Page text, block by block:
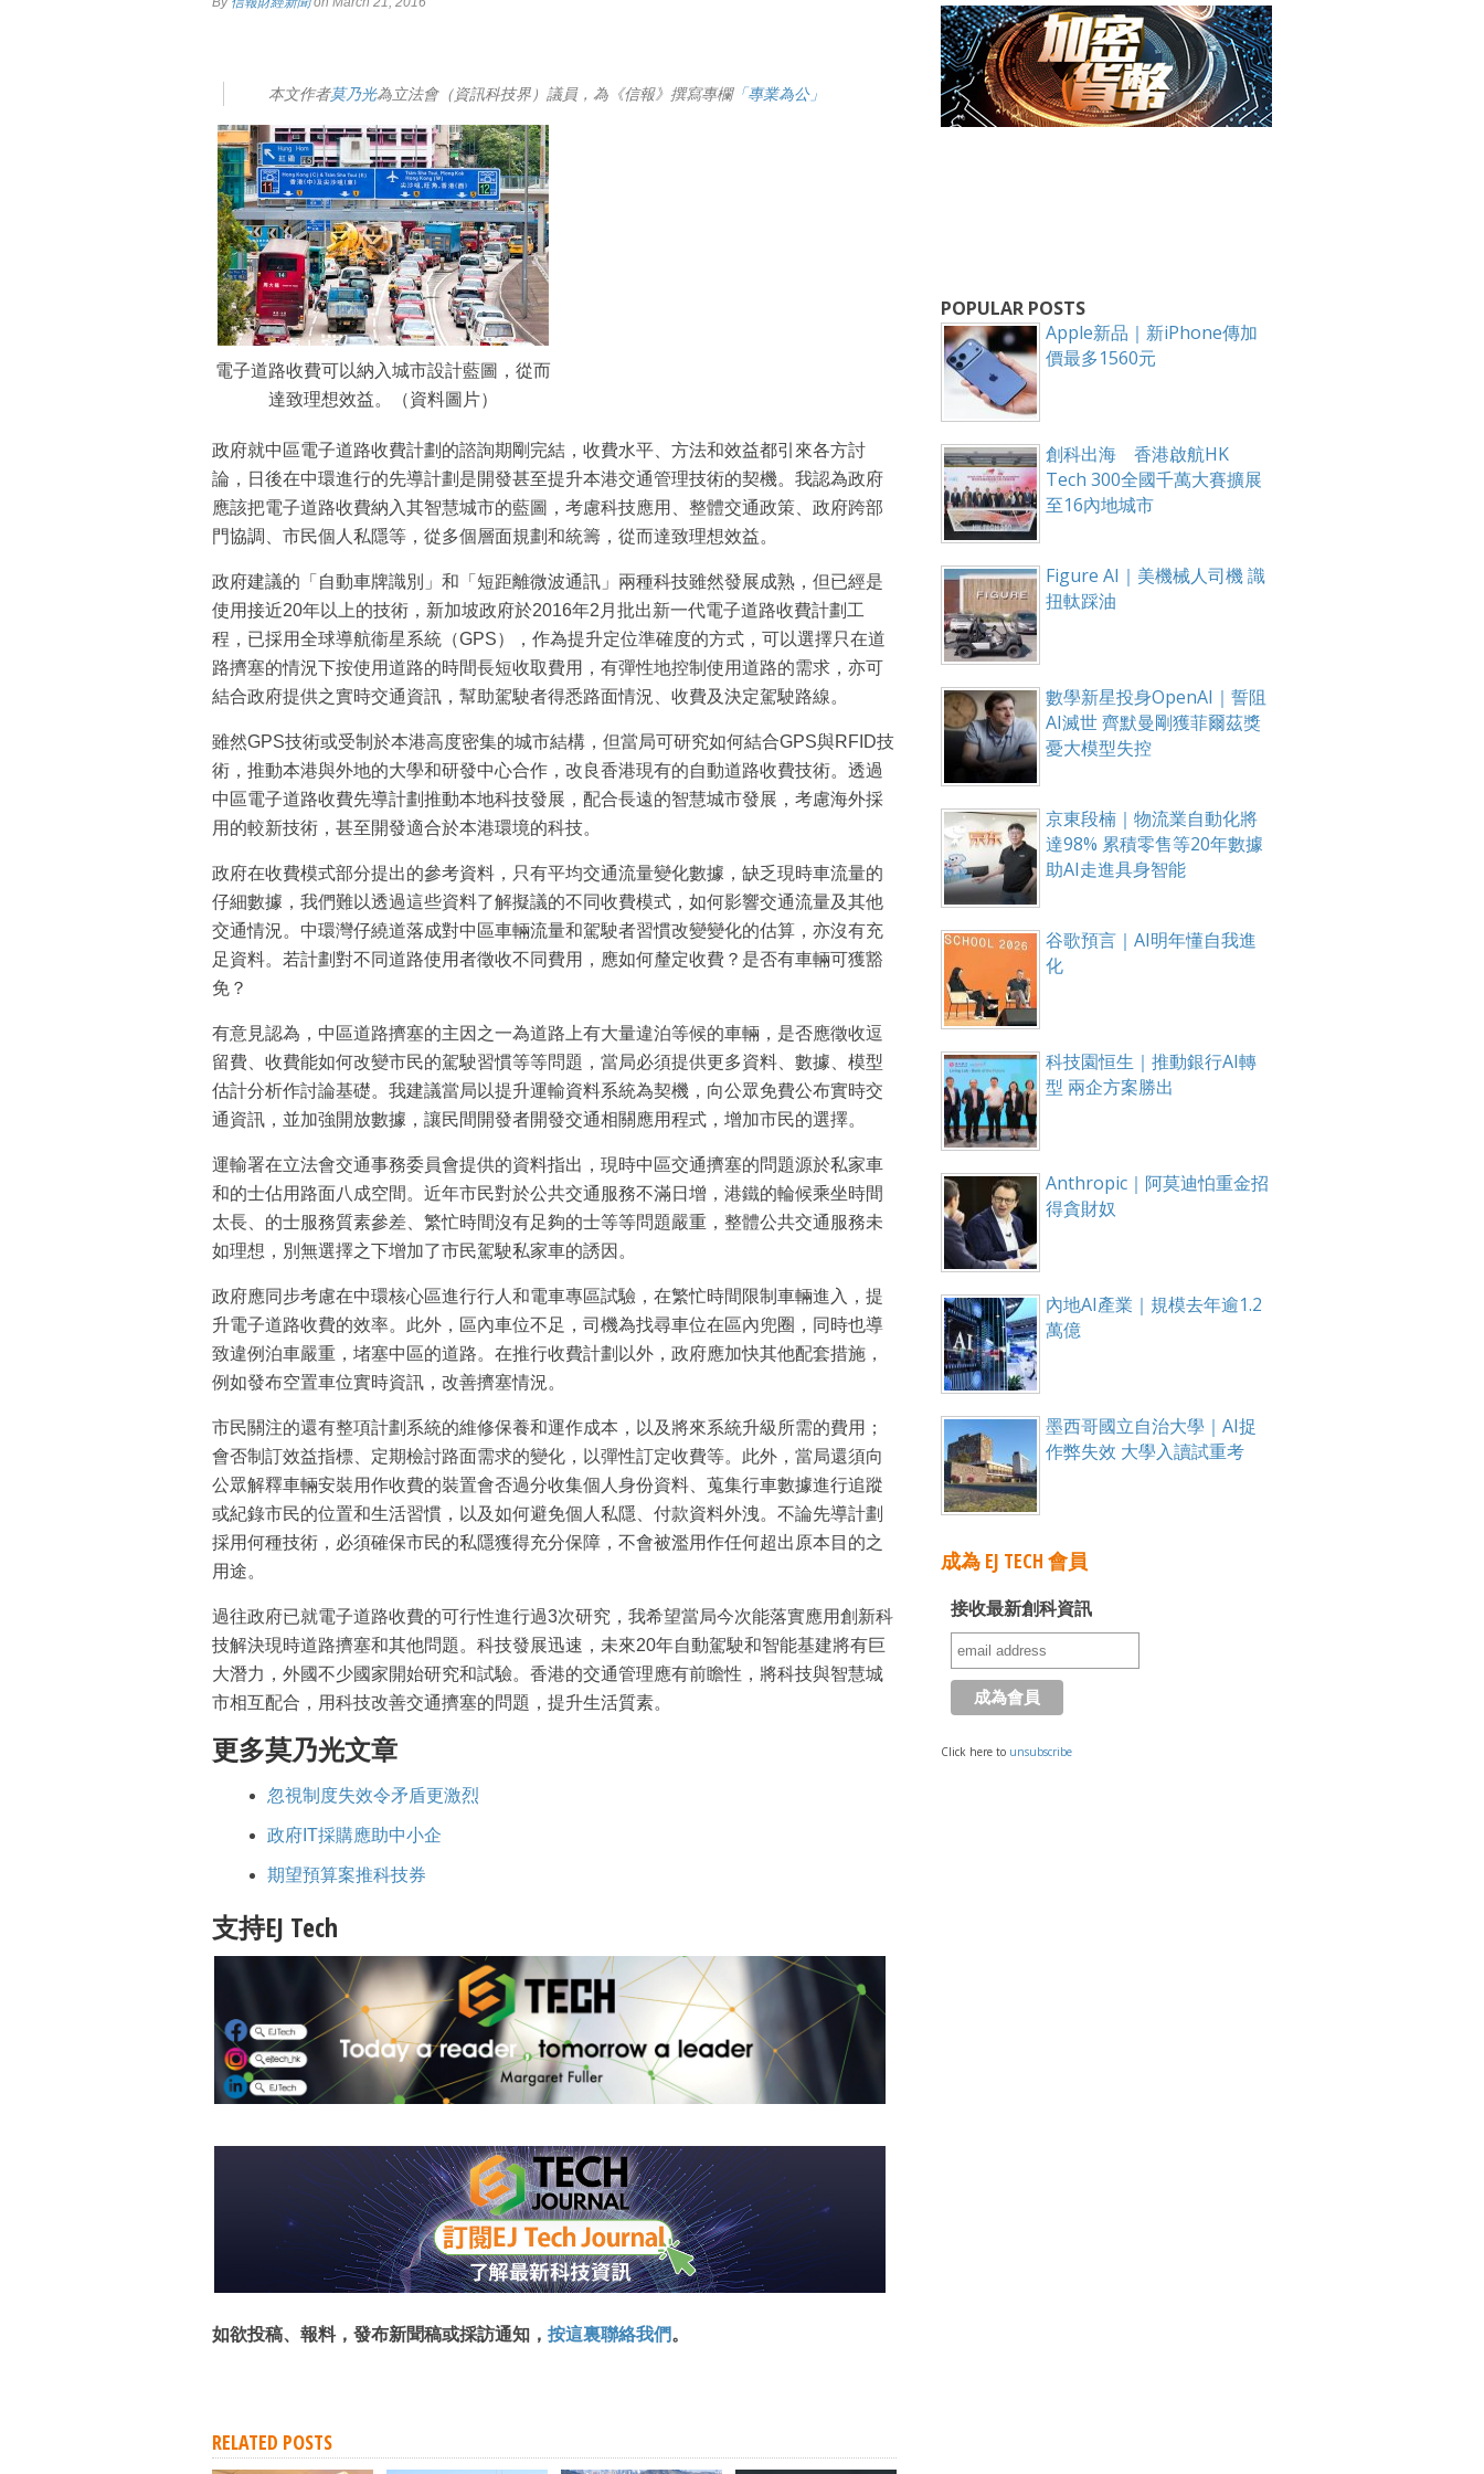
本文作者莫乃光為立法會（資訊科技界）議員，為《信報》撰寫專欄「專業為公」
電子道路收費可以納入城市設計藍圖，從而
達致理想效益。（資料圖片）
政府就中區電子道路收費計劃的諮詢期剛完結，收費水平、方法和效益都引來各方討
論，日後在中環進行的先導計劃是開發甚至提升本港交通管理技術的契機。我認為政府
應該把電子道路收費納入其智慧城市的藍圖，考慮科技應用、整體交通政策、政府跨部
門協調、市民個人私隱等，從多個層面規劃和統籌，從而達致理想效益。
政府建議的「自動車牌識別」和「短距離微波通訊」兩種科技雖然發展成熟，但已經是
使用接近20年以上的技術，新加坡政府於2016年2月批出新一代電子道路收費計劃工
程，已採用全球導航衞星系統（GPS），作為提升定位準確度的方式，可以選擇只在道
路擠塞的情況下按使用道路的時間長短收取費用，有彈性地控制使用道路的需求，亦可
結合政府提供之實時交通資訊，幫助駕駛者得悉路面情況、收費及決定駕駛路線。
雖然GPS技術或受制於本港高度密集的城市結構，但當局可研究如何結合GPS與RFID技
術，推動本港與外地的大學和研發中心合作，改良香港現有的自動道路收費技術。透過
中區電子道路收費先導計劃推動本地科技發展，配合長遠的智慧城市發展，考慮海外採
用的較新技術，甚至開發適合於本港環境的科技。
政府在收費模式部分提出的參考資料，只有平均交通流量變化數據，缺乏現時車流量的
仔細數據，我們難以透過這些資料了解擬議的不同收費模式，如何影響交通流量及其他
交通情況。中環灣仔繞道落成對中區車輛流量和駕駛者習慣改變變化的估算，亦沒有充
足資料。若計劃對不同道路使用者徵收不同費用，應如何釐定收費？是否有車輛可獲豁
免？
有意見認為，中區道路擠塞的主因之一為道路上有大量違泊等候的車輛，是否應徵收逗
留費、收費能如何改變市民的駕駛習慣等等問題，當局必須提供更多資料、數據、模型
估計分析作討論基礎。我建議當局以提升運輸資料系統為契機，向公眾免費公布實時交
通資訊，並加強開放數據，讓民間開發者開發交通相關應用程式，增加市民的選擇。
運輸署在立法會交通事務委員會提供的資料指出，現時中區交通擠塞的問題源於私家車
和的士佔用路面八成空間。近年市民對於公共交通服務不滿日增，港鐵的輪候乘坐時間
太長、的士服務質素參差、繁忙時間沒有足夠的士等等問題嚴重，整體公共交通服務未
如理想，別無選擇之下增加了市民駕駛私家車的誘因。
政府應同步考慮在中環核心區進行行人和電車專區試驗，在繁忙時間限制車輛進入，提
升電子道路收費的效率。此外，區內車位不足，司機為找尋車位在區內兜圈，同時也導
致違例泊車嚴重，堵塞中區的道路。在推行收費計劃以外，政府應加快其他配套措施，
例如發布空置車位實時資訊，改善擠塞情況。
市民關注的還有整項計劃系統的維修保養和運作成本，以及將來系統升級所需的費用；
會否制訂效益指標、定期檢討路面需求的變化，以彈性訂定收費等。此外，當局還須向
公眾解釋車輛安裝用作收費的裝置會否過分收集個人身份資料、蒐集行車數據進行追蹤
或紀錄市民的位置和生活習慣，以及如何避免個人私隱、付款資料外洩。不論先導計劃
採用何種技術，必須確保市民的私隱獲得充分保障，不會被濫用作任何超出原本目的之
用途。
過往政府已就電子道路收費的可行性進行過3次研究，我希望當局今次能落實應用創新科
技解決現時道路擠塞和其他問題。科技發展迅速，未來20年自動駕駛和智能基建將有巨
大潛力，外國不少國家開始研究和試驗。香港的交通管理應有前瞻性，將科技與智慧城
市相互配合，用科技改善交通擠塞的問題，提升生活質素。
更多莫乃光文章
忽視制度失效令矛盾更激烈
政府IT採購應助中小企
期望預算案推科技券
支持EJ Tech
如欲投稿、報料，發布新聞稿或採訪通知， 按這裏聯絡我們。
RELATED POSTS
POPULAR POSTS
Apple新品｜新iPhone傳加
價最多1560元
創科出海 香港啟航HK
Tech 300全國千萬大賽擴展
至16內地城市
Figure AI｜美機械人司機 識
扭軚踩油
數學新星投身OpenAI｜誓阻
AI滅世 齊默曼剛獲菲爾茲獎
憂大模型失控
京東段楠｜物流業自動化將
達98% 累積零售等20年數據
助AI走進具身智能
谷歌預言｜AI明年懂自我進
化
科技園恒生｜推動銀行AI轉
型 兩企方案勝出
Anthropic｜阿莫迪怕重金招
得貪財奴
內地AI產業｜規模去年逾1.2
萬億
墨西哥國立自治大學｜AI捉
作弊失效 大學入讀試重考
成為 EJ TECH 會員
接收最新創科資訊
Click here to unsubscribe
最新資訊（附創業懶人包），直達郵箱！